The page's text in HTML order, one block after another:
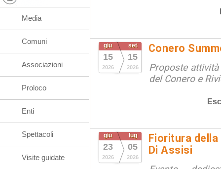
giu
15
2026
set
15
2026
Conero
Proposte
del Conero e
giu
23
2026
lug
05
2026
Fioritura
Di Assisi
Media
Comuni
Associazioni
Proloco
Enti
Spettacoli
Visite guidate